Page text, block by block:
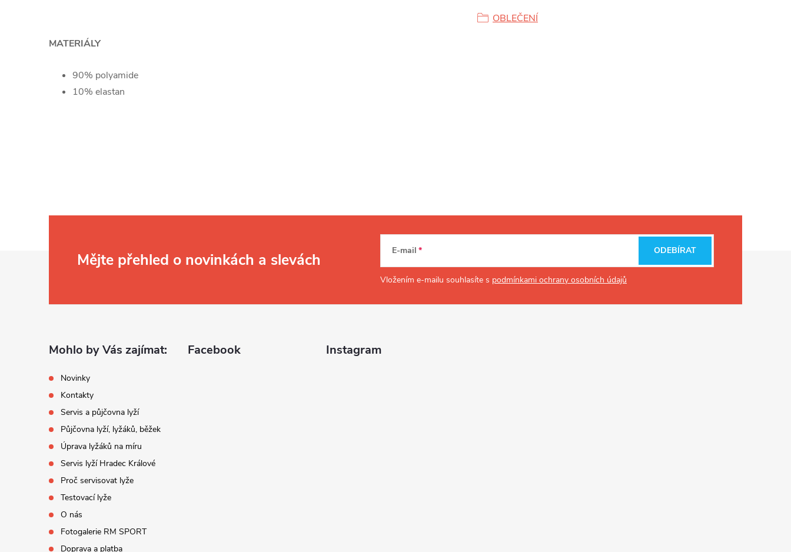
MATERIÁLY
90% polyamide
10% elastan
OBLEČENÍ
Mějte přehled o novinkách a slevách E-mail
Vložením e-mailu souhlasíte s podmínkami ochrany osobních údajů
ODEBÍRAT
Mohlo by Vás zajímat:
Novinky
Kontakty
Servis a půjčovna lyží
Půjčovna lyží, lyžáků, běžek
Úprava lyžáků na míru
Servis lyží Hradec Králové
Proč servisovat lyže
Testovací lyže
O nás
Fotogalerie RM SPORT
Doprava a platba
Facebook Instagram